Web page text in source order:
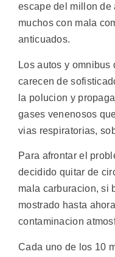
escape del millon de
muchos con mala
anticuados.
Los autos y omnibus
carecen de
la polucion y
gases venenosos
vias respiratorias,
Para afrontar el
decidido quitar de
mala carburacion, si
mostrado hasta
contaminacion
Cada uno de los 10